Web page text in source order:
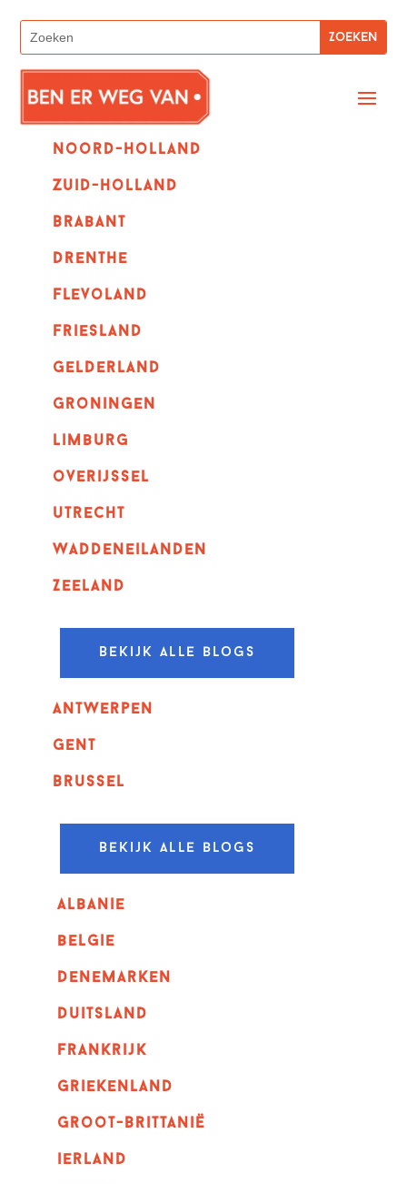
Noord-holland
zuid-holland
Brabant
Drenthe
Flevoland
Friesland
Gelderland
Groningen
Limburg
overijssel
utrecht
Waddeneilanden
Zeeland
Bekijk alle blogs
Antwerpen
GENT
Brussel
Bekijk alle blogs
albanie
belgie
denemarken
duitsland
frankrijk
griekenland
Groot-Brittanië
ierland